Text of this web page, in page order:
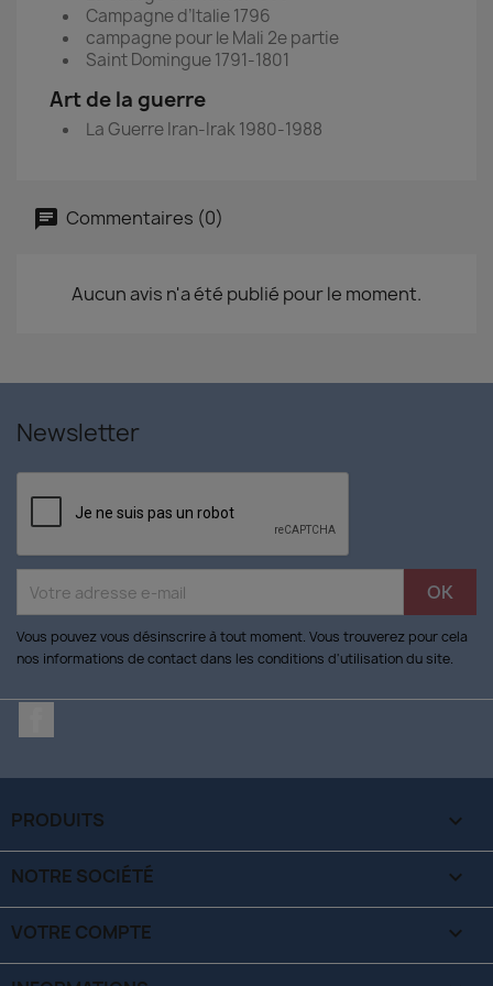
Campagne d’Italie 1796
campagne pour le Mali 2e partie
Saint Domingue 1791-1801
Art de la guerre
La Guerre Iran-Irak 1980-1988
Commentaires (0)
Aucun avis n'a été publié pour le moment.
Newsletter
Vous pouvez vous désinscrire à tout moment. Vous trouverez pour cela
nos informations de contact dans les conditions d'utilisation du site.
PRODUITS 
NOTRE SOCIÉTÉ 
VOTRE COMPTE 